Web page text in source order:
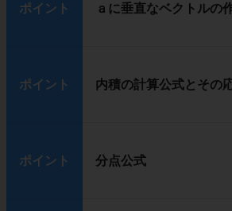
ポイント ａに垂直なベクトルの
ポイント 内積の計算公式とその
ポイント 分点公式